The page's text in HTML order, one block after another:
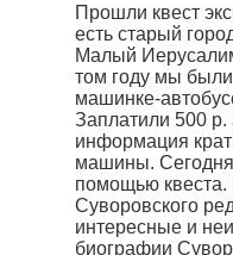
Прошли квест
есть старый
Малый
том году мы были
машинке-
Заплатили 500 р.
информация
машины. Сегодня
помощью квеста.
Суворовского
интересные и
биографии